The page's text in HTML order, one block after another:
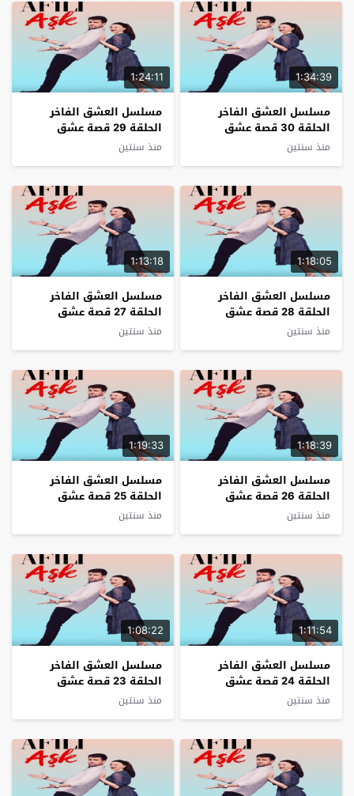
1:34:39
مسلسل العشق الفاخر
الحلقة 30 قصة عشق
منذ سنتين
1:24:11
مسلسل العشق الفاخر
الحلقة 29 قصة عشق
منذ سنتين
1:18:05
مسلسل العشق الفاخر
الحلقة 28 قصة عشق
منذ سنتين
1:13:18
مسلسل العشق الفاخر
الحلقة 27 قصة عشق
منذ سنتين
1:18:39
مسلسل العشق الفاخر
الحلقة 26 قصة عشق
منذ سنتين
1:19:33
مسلسل العشق الفاخر
الحلقة 25 قصة عشق
منذ سنتين
1:11:54
مسلسل العشق الفاخر
الحلقة 24 قصة عشق
منذ سنتين
1:08:22
مسلسل العشق الفاخر
الحلقة 23 قصة عشق
منذ سنتين